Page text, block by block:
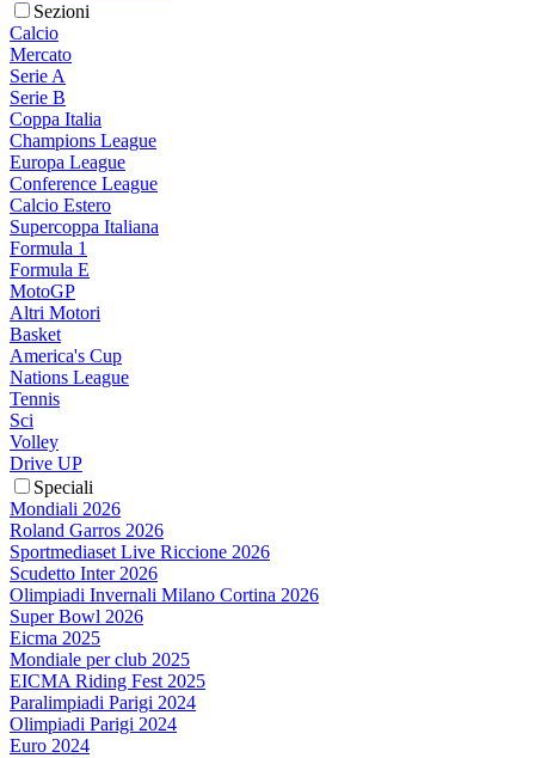
Sezioni
Calcio
Mercato
Serie A
Serie B
Coppa Italia
Champions League
Europa League
Conference League
Calcio Estero
Supercoppa Italiana
Formula 1
Formula E
MotoGP
Altri Motori
Basket
America's Cup
Nations League
Tennis
Sci
Volley
Drive UP
Speciali
Mondiali 2026
Roland Garros 2026
Sportmediaset Live Riccione 2026
Scudetto Inter 2026
Olimpiadi Invernali Milano Cortina 2026
Super Bowl 2026
Eicma 2025
Mondiale per club 2025
EICMA Riding Fest 2025
Paralimpiadi Parigi 2024
Olimpiadi Parigi 2024
Euro 2024